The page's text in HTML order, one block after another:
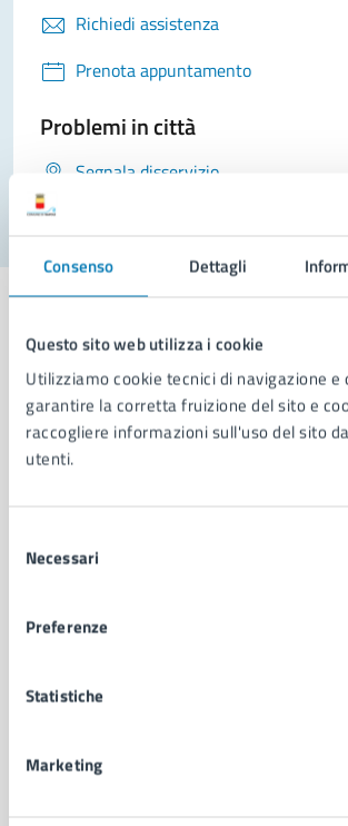
Consenso Dettagli
Questo sito web utilizza i cookie
Utilizziamo cookie tecnici di navigazione e
garantire la corretta fruizione del sito e
raccogliere informazioni sull'uso del sito
utenti.
delNecessari
Preferenze
Statistiche
Marketing
Richiedi assistenza
Prenota appuntamento
Problemi in città
Segnala disservizio
Comune di Napoli
AMMINISTRAZIONE
Municipalità
Uffici
Politici
Intranet, posta aziendale e protocollo
CATEGORIE DI SERVIZIO